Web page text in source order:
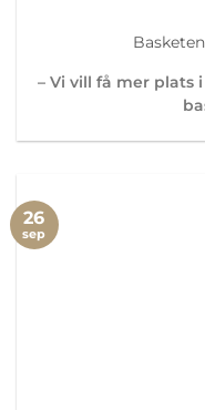
– Vi vill få mer plats
26
sep